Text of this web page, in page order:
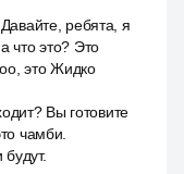
ребята, я
что это? Это
это Жидко
Вы готовите
чамби.
будут.